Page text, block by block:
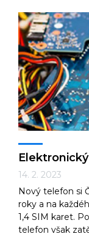
14. 2. 2023
Nový telefon si
roky a na
1,4 SIM karet.
telefon však